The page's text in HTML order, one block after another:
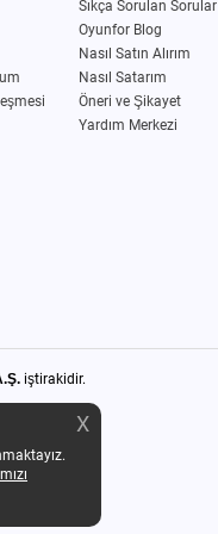
X
Sıkça Sorulan Sorular
Oyunfor Blog
Nasıl Satın Alırım
Nasıl Satarım
Öneri ve Şikayet
Yardım Merkezi
iştirakidir.